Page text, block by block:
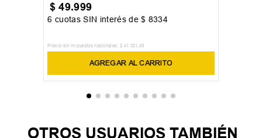
$ 49.999
6 cuotas SIN interés de$ 8334
Precio sin impuestos nacionales: $ 41 .321 ,49
AGREGAR AL CARRITO
OTROS USUARIOS TAMBIÉN